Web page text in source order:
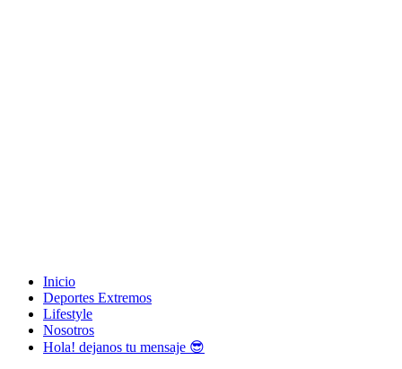
Inicio
Deportes Extremos
Lifestyle
Nosotros
Hola! dejanos tu mensaje 😎